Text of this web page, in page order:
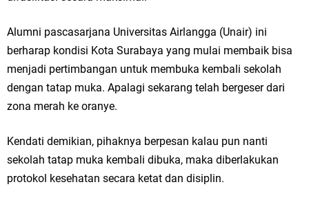
Alumni pascasarjana Universitas Airlangga (Unair) ini
berharap kondisi Kota Surabaya yang mulai membaik bisa
menjadi pertimbangan untuk membuka kembali sekolah
dengan tatap muka. Apalagi sekarang telah bergeser dari
zona merah ke oranye.
Kendati demikian, pihaknya berpesan kalau pun nanti
sekolah tatap muka kembali dibuka, maka diberlakukan
protokol kesehatan secara ketat dan disiplin.